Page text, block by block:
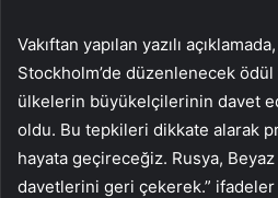
Vakıftan yapılan yazılı
Stockholm’de düzenlenecek
ülkelerin büyükelçilerinin davet
oldu. Bu tepkileri dikkate alarak
hayata geçireceğiz. Rusya, Beyaz
davetlerini geri çekerek.” ifadeler